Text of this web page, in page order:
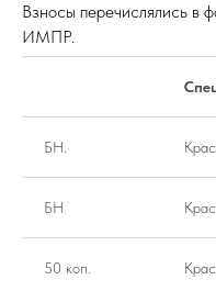
Взносы перечислялись в
ИМПР.
БН.
БН
50 коп.